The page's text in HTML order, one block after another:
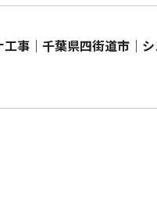
事｜千葉県四街道市｜